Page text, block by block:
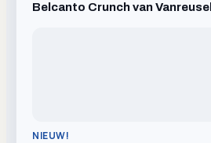
Belcanto Crunch van Vanreusel
NIEUW!